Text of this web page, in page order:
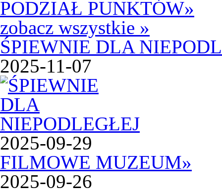
PODZIAŁ PUNKTÓW»
zobacz wszystkie »
ŚPIEWNIE DLA
2025-11-07
2025-09-29
FILMOWE MUZEUM»
2025-09-26